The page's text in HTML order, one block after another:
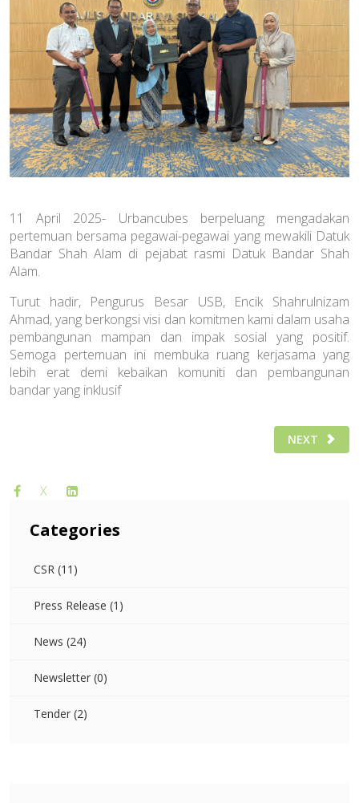
11 April 2025- Urbancubes berpeluang mengadakan
pertemuan bersama pegawai-pegawai yang mewakili Datuk
Bandar Shah Alam di pejabat rasmi Datuk Bandar Shah
Alam.
Turut hadir, Pengurus Besar USB, Encik Shahrulnizam
Ahmad, yang berkongsi visi dan komitmen kami dalam usaha
pembangunan mampan dan impak sosial yang positif.
Semoga pertemuan ini membuka ruang kerjasama yang
lebih erat demi kebaikan komuniti dan pembangunan
bandar yang inklusif
NEXT
NEXT
X
Categories
CSR (11)
Press Release (1)
News (24)
Newsletter (0)
Tender (2)